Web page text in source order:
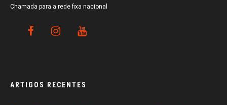
Chamada para a rede fixa nacional
ARTIGOS RECENTES